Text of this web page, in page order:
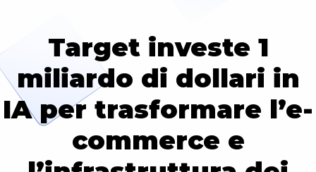
Target investe 1
miliardo di dollari in
IA per trasformare l’e-
commerce e